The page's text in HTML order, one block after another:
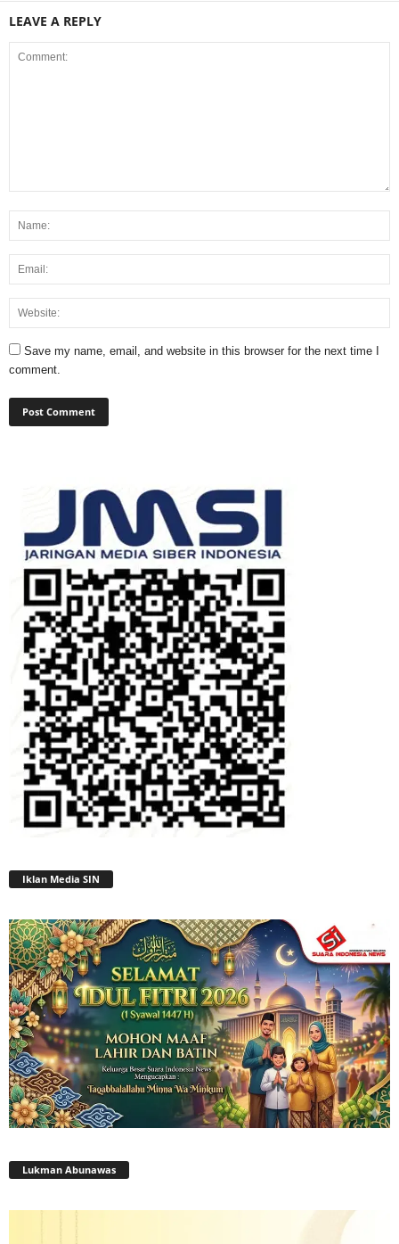
LEAVE A REPLY
Save my name, email, and website in this browser for the next time I
comment.
Iklan Media SIN
Lukman Abunawas